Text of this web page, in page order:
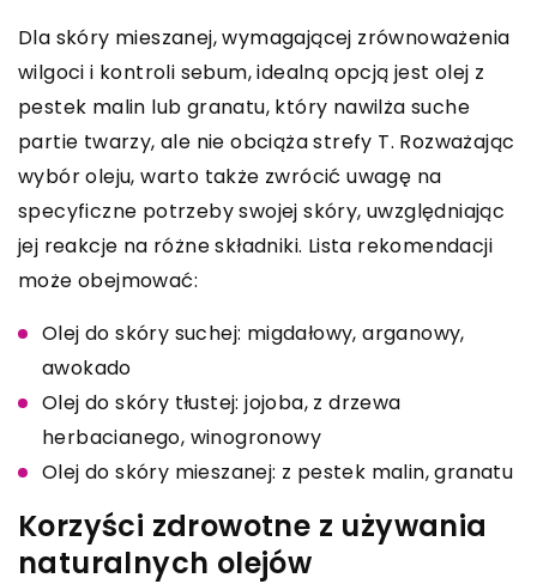
Dla skóry mieszanej, wymagającej zrównoważenia
wilgoci i kontroli sebum, idealną opcją jest olej z
pestek malin lub granatu, który nawilża suche
partie twarzy, ale nie obciąża strefy T. Rozważając
wybór oleju, warto także zwrócić uwagę na
specyficzne potrzeby swojej skóry, uwzględniając
jej reakcje na różne składniki. Lista rekomendacji
może obejmować:
Olej do skóry suchej: migdałowy, arganowy,
awokado
Olej do skóry tłustej: jojoba, z drzewa
herbacianego, winogronowy
Olej do skóry mieszanej: z pestek malin, granatu
Korzyści zdrowotne z używania
naturalnych olejów